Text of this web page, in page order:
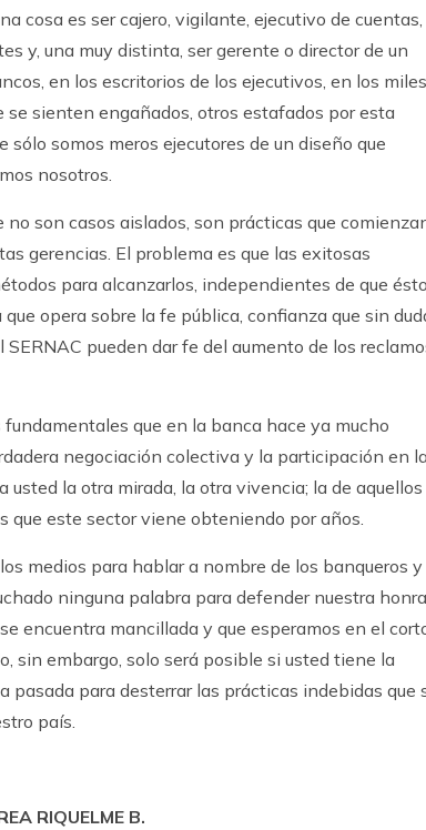
cosa es ser cajero, vigilante, ejecutivo de cuentas,
y, una muy distinta, ser gerente o director de un
en los escritorios de los ejecutivos, en los
sienten engañados, otros estafados por esta
somos meros ejecutores de un diseño que
nosotros.
son casos aislados, son prácticas que
gerencias. El problema es que las exitosas
para alcanzarlos, independientes de que
opera sobre la fe pública, confianza que sin
pueden dar fe del aumento de los
que en la banca hace ya mucho
negociación colectiva y la participación en
la otra mirada, la otra vivencia; la de aquellos
este sector viene obteniendo por años.
medios para hablar a nombre de los banqueros y
ninguna palabra para defender nuestra
encuentra mancillada y que esperamos en el
sin embargo, solo será posible si usted tiene la
para desterrar las prácticas indebidas que
país.
B.